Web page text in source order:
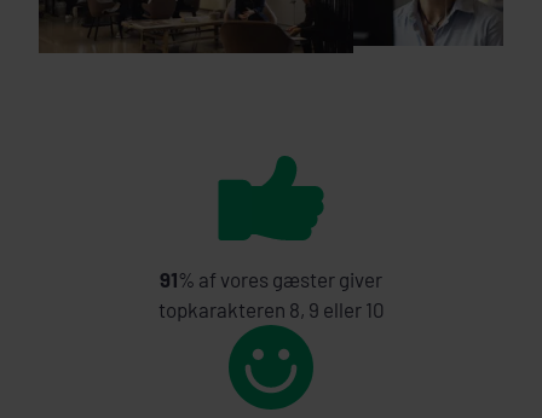
91% af vores gæster giver
topkarakteren 8, 9 eller 10